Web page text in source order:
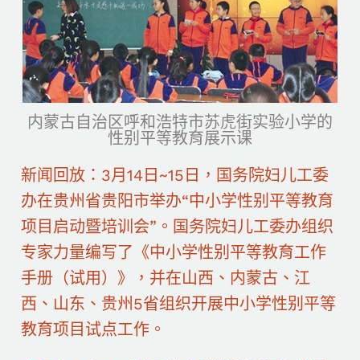
内蒙古自治区呼和浩特市苏虎街实验小学的
性别平等教育展示课
新闻回放：3月14日~15日，国务院妇儿工委
办在贵州省贵阳市举办“中小学性别平等教育
项目启动暨培训会”。国务院妇儿工委办组织
专家力量编写了《中小学性别平等教育工作
手册（试用）》，并在山西、内蒙古、江
西、山东、贵州5省组织开展中小学性别平等
教育项目试点工作。